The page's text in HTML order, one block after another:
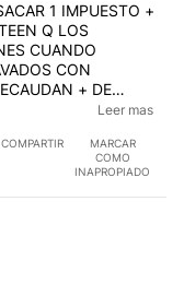
Q LOS
CUANDO
CON
¿¿MUCHO
SOLO
BUENO PERO YA
Leer mas
COMPARTIR
MARCAR
COMO
INAPROPIADO